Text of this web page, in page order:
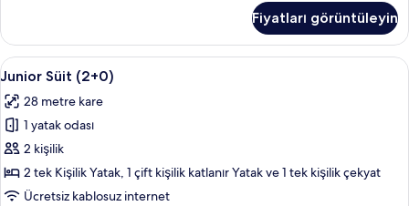
(2+0)
hakkında
daha
detay
Fiyatları görüntüleyin
Junior
Süit
(2+0)
için
tüm
fotoğrafları
görün
14
Junior Süit (2+0)
28 metre kare
1 yatak odası
2 kişilik
2 tek Kişilik Yatak, 1 çift kişilik katlanır Yatak ve 1 tek kişilik çekyat
Ücretsiz kablosuz internet